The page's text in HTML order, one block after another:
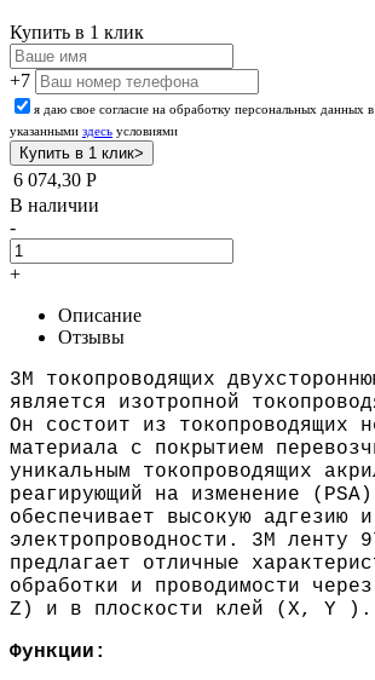
Купить в 1 клик
+7
я даю свое согласие на обработку персональных данных в
указанными здесь условиями
6 074,30 Р
В наличии
-
+
Описание
Отзывы
3M токопроводящих
является изотропной
Он состоит из токопроводящих
материала с покрытием
уникальным токопроводящих
реагирующий на изменение
обеспечивает высокую адгезию и
электропроводности. 3M ленту
предлагает отличные
обработки и проводимости
Z) и в плоскости клей (X, Y ).
Функции: